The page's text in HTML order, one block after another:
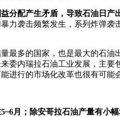
分配产生矛盾，导致石油日产
袭击频繁发生，系列炸弹
多的国家，也是最大的石油
委内瑞拉石油工业发展，主
行的市场化改革也很有可
月；除安哥拉石油产量有